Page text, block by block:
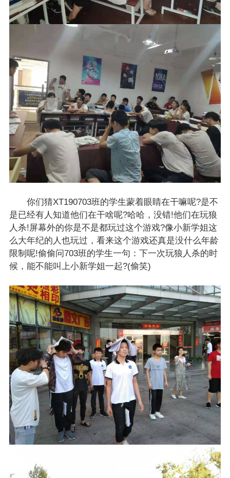
你们猜XT190703班的学生蒙着眼睛在干嘛呢?是不
是已经有人知道他们在干啥呢?哈哈，没错!他们在玩狼
人杀!屏幕外的你是不是都玩过这个游戏?像小新学姐这
么大年纪的人也玩过，看来这个游戏还真是没什么年龄
限制呢!偷偷问703班的学生一句：下一次玩狼人杀的时
候，能不能叫上小新学姐一起?(偷笑)